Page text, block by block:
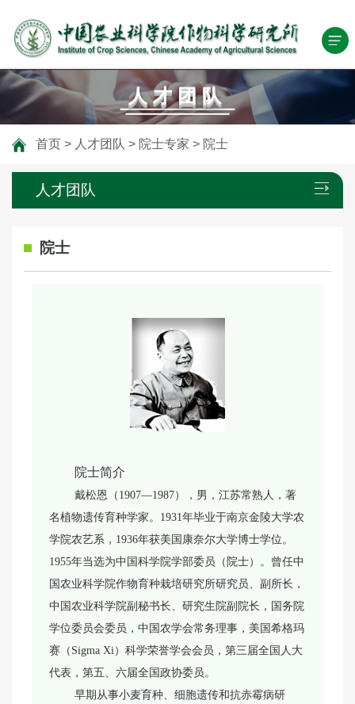
人才团队
首页 > 人才团队 > 院士专家 > 院士
人才团队
院士
院士简介
戴松恩（1907—1987），男，江苏常熟人，著
名植物遗传育种学家。1931年毕业于南京金陵大学农
学院农艺系，1936年获美国康奈尔大学博士学位。
1955年当选为中国科学院学部委员（院士）。曾任中
国农业科学院作物育种栽培研究所研究员、副所长，
中国农业科学院副秘书长、研究生院副院长，国务院
学位委员会委员，中国农学会常务理事，美国希格玛
赛（Sigma Xi）科学荣誉学会会员，第三届全国人大
代表，第五、六届全国政协委员。
早期从事小麦育种、细胞遗传和抗赤霉病研